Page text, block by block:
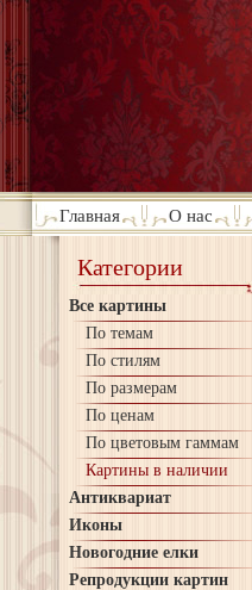
Главная О нас
Категории
Все картины
По темам
По стилям
По размерам
По ценам
По цветовым гаммам
Картины в наличии
Антиквариат
Иконы
Новогодние елки
Репродукции картин